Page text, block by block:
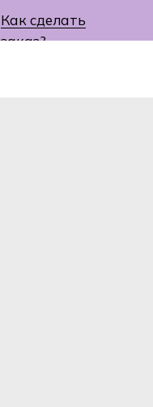
Как сделать
заказ?